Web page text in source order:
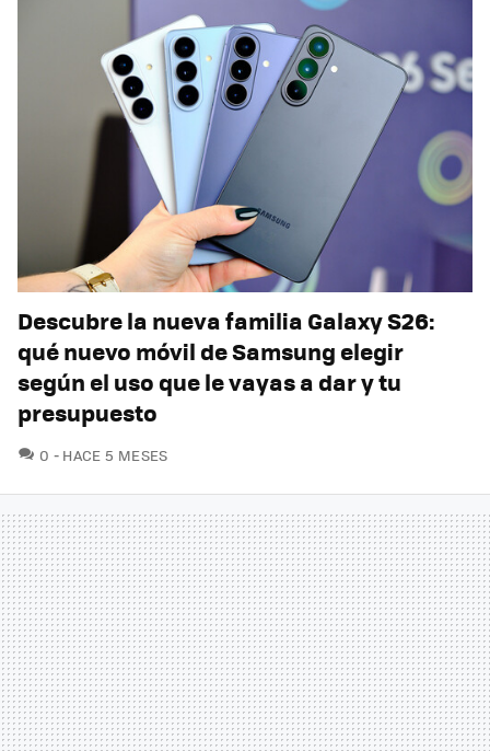
Descubre la nueva familia Galaxy S26:
qué nuevo móvil de Samsung elegir
según el uso que le vayas a dar y tu
presupuesto
0 COMENTARIOS
HACE 5 MESES